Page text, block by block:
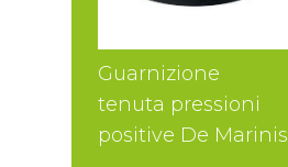
Guarnizione
tenuta pressioni
positive De Marinis